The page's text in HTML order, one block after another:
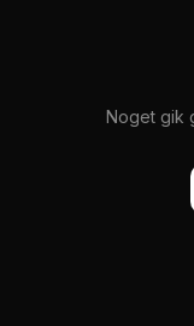
Noget gik